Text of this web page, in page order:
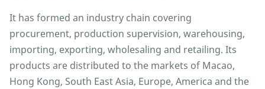
It has formed an industry chain covering
procurement, production supervision, warehousing,
importing, exporting, wholesaling and retailing. Its
products are distributed to the markets of Macao,
Hong Kong, South East Asia, Europe, America and the